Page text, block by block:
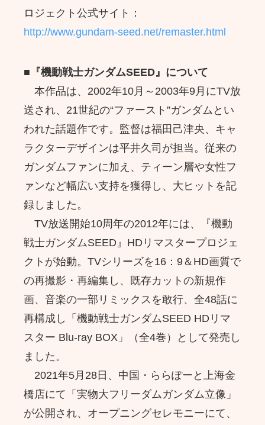
ロジェクト公式サイト：
http://www.gundam-seed.net/remaster.html
■ 『機動戦士ガンダムSEED』について
本作品は、2002年10月～2003年9月にTV放
送され、21世紀の“ファースト”ガンダムとい
われた話題作です。監督は福田己津央、キャ
ラクターデザインは平井久司が担当。従来の
ガンダムファンに加え、ティーン層や女性フ
ァンなど幅広い支持を獲得し、大ヒットを記
録しました。
TV放送開始10周年の2012年には、『機動
戦士ガンダムSEED』HDリマスタープロジェ
クトが始動。TVシリーズを16：9＆HD画質で
の再撮影・再編集し、既存カットの新規作
画、音楽の一部リミックスを敢行、全48話に
再構成し「機動戦士ガンダムSEED HDリマ
スター Blu-ray BOX」（全4巻）として発売し
ました。
2021年5月28日、中国・ららぽーと上海金
橋店にて「実物大フリーダムガンダム立像」
が公開され、オープニングセレモニーにて、